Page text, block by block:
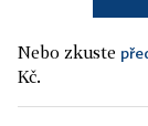
Nebo zkuste
Kč.